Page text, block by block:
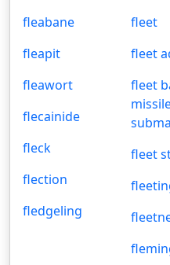
fleabane
fleapit
fleawort
flecainide
fleck
flection
fledgeling
fleet
fleet
fleet
fleet